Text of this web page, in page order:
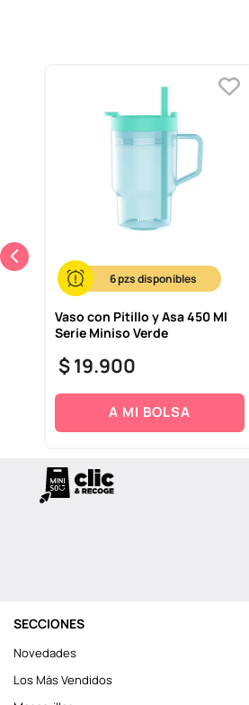
6
Vaso con Pitillo y Asa 450 Ml
Serie Miniso Verde
$19.900
A MI BOLSA
SECCIONES
Novedades
Los Más Vendidos